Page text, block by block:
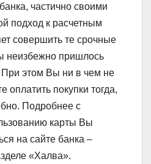
частично своими
подход к расчетным
совершить те срочные
неизбежно пришлось
При этом Вы ни в чем не
оплатить покупки тогда,
Подробнее с
карты Вы
на сайте банка –
«Халва».